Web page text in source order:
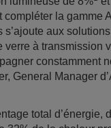
la gamme
s’ajoute aux
verre à transmission
constamment
General Manager
total d’énergie,